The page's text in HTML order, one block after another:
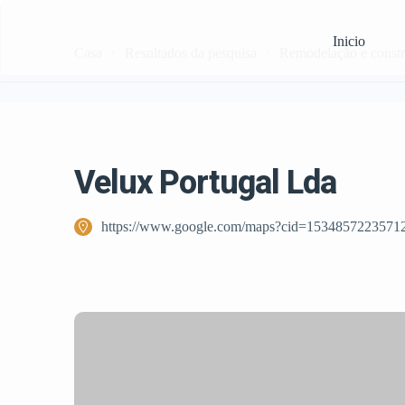
Inicio
Remodelação e
Velux Portugal Lda
https://www.google.com/